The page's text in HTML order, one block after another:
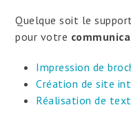
Quelque soit le
pour votre
Impression de
Création de site
Réalisation de